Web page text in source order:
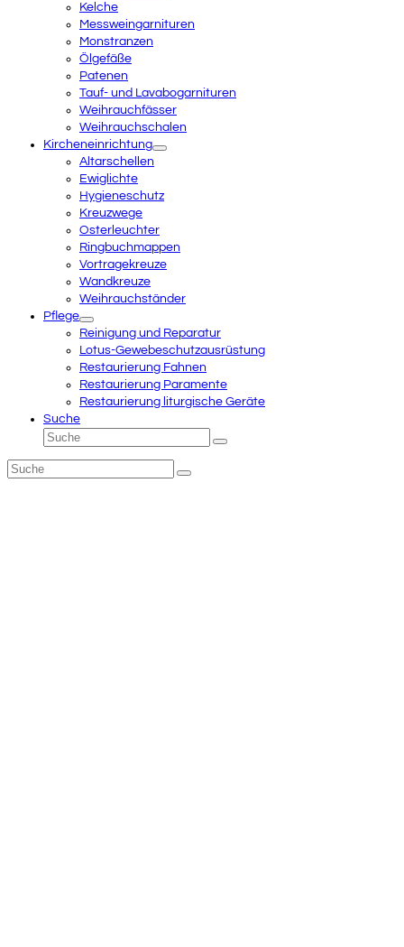
Kelche
Messweingarnituren
Monstranzen
Ölgefäße
Patenen
Tauf- und Lavabogarnituren
Weihrauchfässer
Weihrauchschalen
Kircheneinrichtung
Altarschellen
Ewiglichte
Hygieneschutz
Kreuzwege
Osterleuchter
Ringbuchmappen
Vortragekreuze
Wandkreuze
Weihrauchständer
Pflege
Reinigung und Reparatur
Lotus-Gewebeschutzausrüstung
Restaurierung Fahnen
Restaurierung Paramente
Restaurierung liturgische Geräte
Suche
Suche
Senden
Suche
Senden